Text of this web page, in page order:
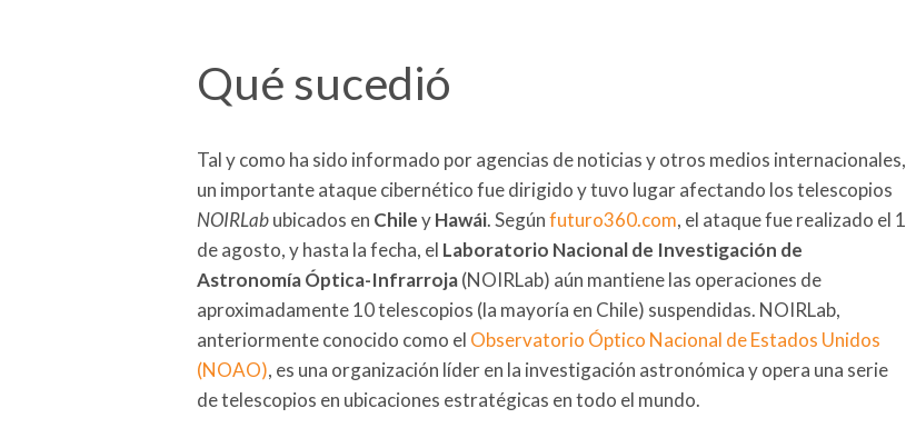
Qué sucedió
Tal y como ha sido informado por agencias de noticias y otros medios internacionales,
un importante ataque cibernético fue dirigido y tuvo lugar afectando los telescopios
NOIRLabubicados en ChileyHawái. Segúnfuturo360.com, el ataque fue realizado el 1
de agosto, y hasta la fecha, el Laboratorio Nacional de Investigación de
Astronomía Óptica-Infrarroja(NOIRLab) aún mantiene las operaciones de
aproximadamente 10 telescopios (la mayoría en Chile) suspendidas. NOIRLab,
anteriormente conocido como el Observatorio Óptico Nacional de Estados Unidos
(NOAO), es una organización líder en la investigación astronómica y opera una serie
de telescopios en ubicaciones estratégicas en todo el mundo.